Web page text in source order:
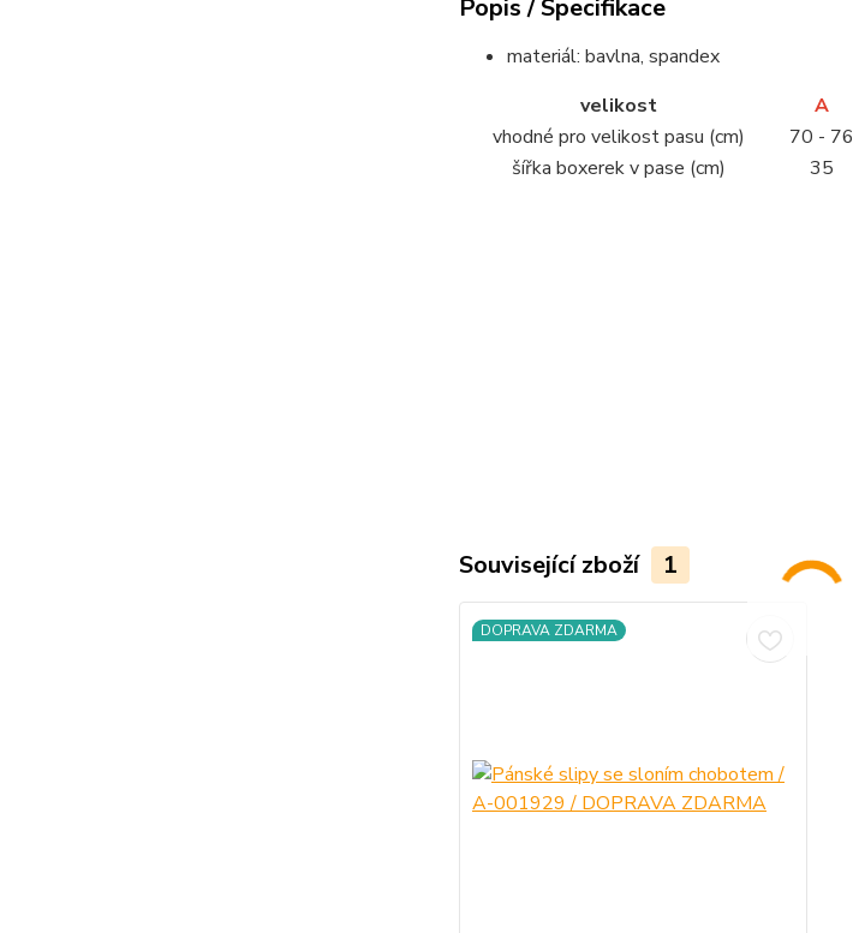
Popis / Specifikace
materiál: bavlna, spandex
velikost
A
vhodné pro velikost pasu (cm)
70 - 76
šířka boxerek v pase (cm)
35
Související zboží 1
DOPRAVA ZDARMA